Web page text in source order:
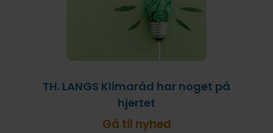
TH. LANGS Klimaråd har noget på
hjertet
Gå til nyhed